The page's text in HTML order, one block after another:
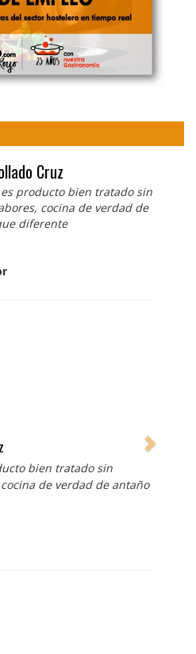
Cruz
producto bien tratado sin
cocina de verdad de
diferente
bien tratado sin
de verdad de antaño